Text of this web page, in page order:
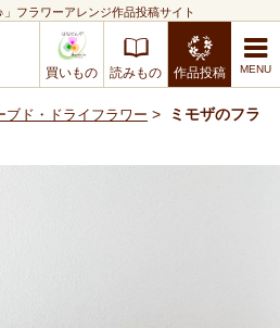
」フラワーアレンジ作品投稿サイト
買いもの 読みもの 作品投稿
ブド・ドライフラワー >
ミモザのフラ